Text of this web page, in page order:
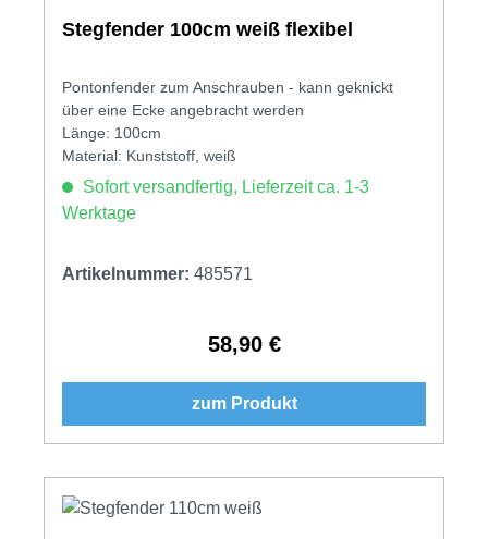
Stegfender 100cm weiß flexibel
Pontonfender zum Anschrauben - kann geknickt
über eine Ecke angebracht werden
Länge: 100cm
Material: Kunststoff, weiß
Sofort versandfertig, Lieferzeit ca. 1-3
Werktage
Artikelnummer: 485571
Regulärer Preis:
58,90 €
zum Produkt